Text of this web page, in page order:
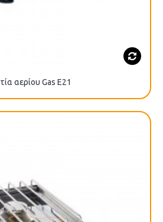
αερίου Gas E21